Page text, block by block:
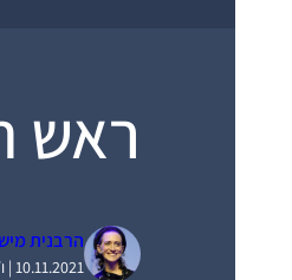
ראש
הרבנית
10.11.2021 | ו׳ בכסלו תשפ״ב